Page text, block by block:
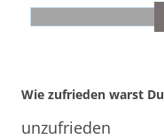
Wie zufrieden warst
unzufrieden